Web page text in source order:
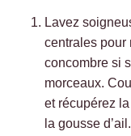
Lavez
centrales pour
concombre si
morceaux.
et récupérez
la gousse d’ail.